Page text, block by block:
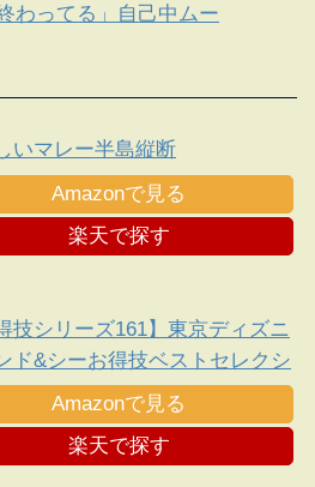
わってる」自己中ムー
いマレー半島縦断
Amazonで見る
楽天で探す
技シリーズ161】東京ディズニ
ド&シーお得技ベストセレクシ
Amazonで見る
楽天で探す